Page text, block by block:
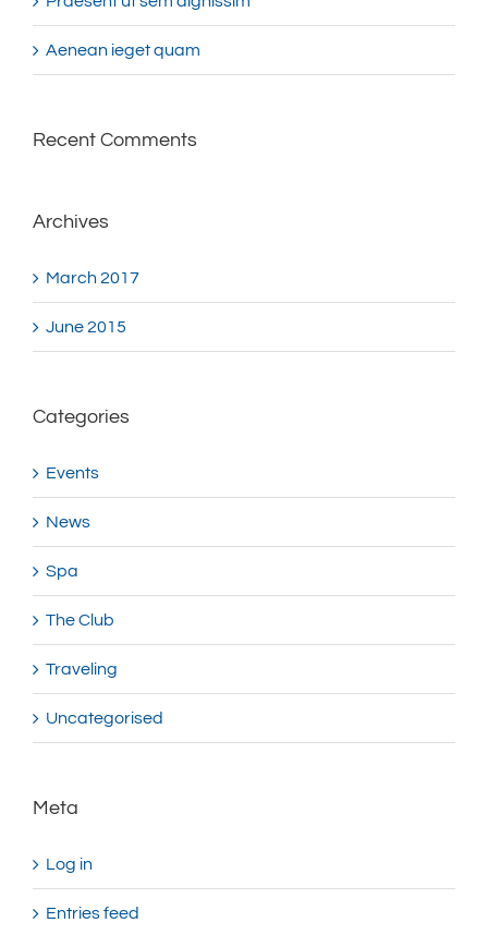
Aenean ieget quam
Recent Comments
Archives
March 2017
June 2015
Categories
Events
News
Spa
The Club
Traveling
Uncategorised
Meta
Log in
Entries feed